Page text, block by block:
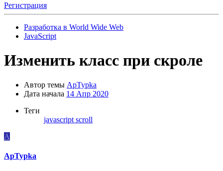
Регистрация
Разработка в World Wide Web
JavaScript
Изменить класс при скроле
Автор темы ApTypka
Дата начала 14 Апр 2020
Теги
javascript scroll
A
ApTypka